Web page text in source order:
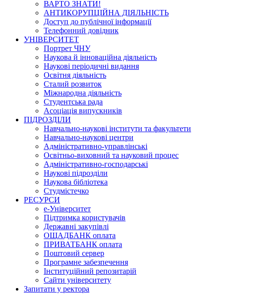
ВАРТО ЗНАТИ!
АНТИКОРУПЦІЙНА ДІЯЛЬНІСТЬ
Доступ до публічної інформації
Телефонний довідник
УНІВЕРСИТЕТ
Портрет ЧНУ
Наукова й інноваційна діяльність
Наукові періодичні видання
Освітня діяльність
Сталий розвиток
Міжнародна діяльність
Студентська рада
Асоціація випускників
ПІДРОЗДІЛИ
Навчально-наукові інститути та факультети
Навчально-наукові центри
Адміністративно-управлінські
Освітньо-виховний та науковий процес
Адміністративно-господарські
Наукові підрозділи
Наукова бібліотека
Студмістечко
РЕСУРСИ
е-Університет
Підтримка користувачів
Державні закупівлі
ОЩАДБАНК оплата
ПРИВАТБАНК оплата
Поштовий сервер
Програмне забезпечення
Інституційний репозитарій
Сайти університету
Запитати у ректора